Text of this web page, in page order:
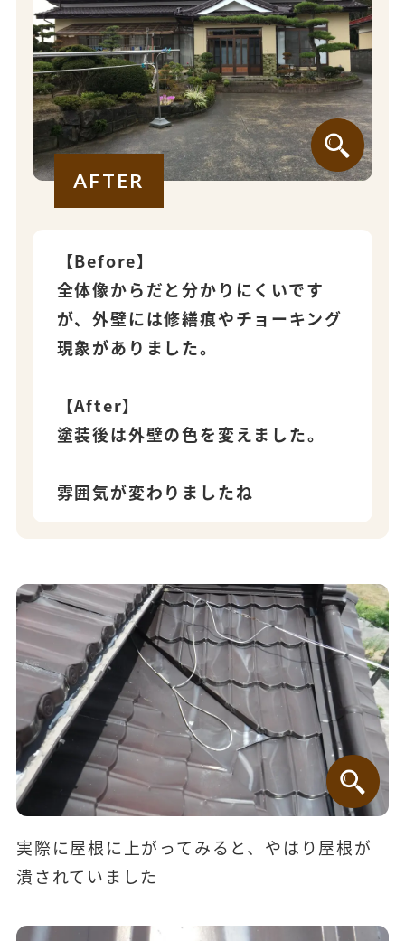
AFTER
【Before】
全体像からだと分かりにくいです
が、外壁には修繕痕やチョーキング
現象がありました。
【After】
塗装後は外壁の色を変えました。
雰囲気が変わりましたね
実際に屋根に上がってみると、やはり屋根が
潰されていました